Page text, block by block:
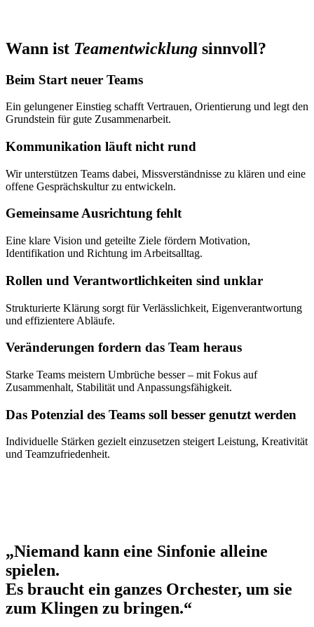
Wann ist Teamentwicklung sinnvoll?
Beim Start neuer Teams
Ein gelungener Einstieg schafft Vertrauen, Orientierung und legt den
Grundstein für gute Zusammenarbeit.
Kommunikation läuft nicht rund
Wir unterstützen Teams dabei, Missverständnisse zu klären und eine
offene Gesprächskultur zu entwickeln.
Gemeinsame Ausrichtung fehlt
Eine klare Vision und geteilte Ziele fördern Motivation,
Identifikation und Richtung im Arbeitsalltag.
Rollen und Verantwortlichkeiten sind unklar
Strukturierte Klärung sorgt für Verlässlichkeit, Eigenverantwortung
und effizientere Abläufe.
Veränderungen fordern das Team heraus
Starke Teams meistern Umbrüche besser – mit Fokus auf
Zusammenhalt, Stabilität und Anpassungsfähigkeit.
Das Potenzial des Teams soll besser genutzt werden
Individuelle Stärken gezielt einzusetzen steigert Leistung, Kreativität
und Teamzufriedenheit.
„Niemand kann eine Sinfonie alleine
spielen.
Es braucht ein ganzes Orchester, um sie
zum Klingen zu bringen.“